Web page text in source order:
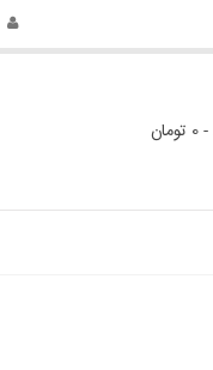
-0 تومان